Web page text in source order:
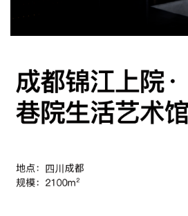
关于投稿
广告投放